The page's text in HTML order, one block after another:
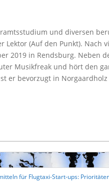
und diversen
(Auf den Punkt). Nach
2019 in Rendsburg. Neben
Musikfreak und hört den
er bevorzugt in
für Flugtaxi-Start-ups: